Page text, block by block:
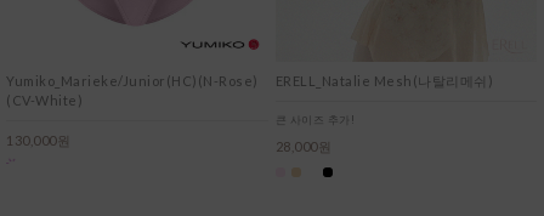
Yumiko_Marieke/Junior(HC)(N-Rose)
(CV-White)
130,000원
ERELL_Natalie Mesh(나탈리메쉬)
큰 사이즈 추가!
28,000원